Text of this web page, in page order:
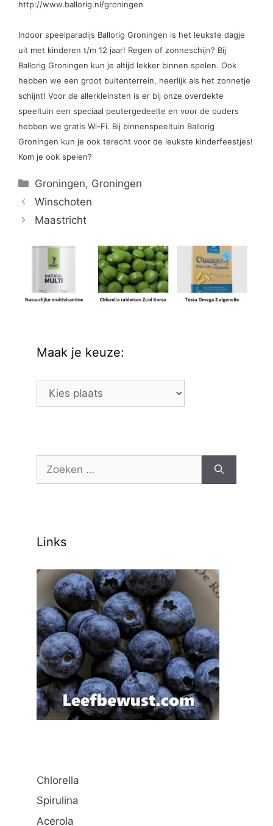
http://www.ballorig.nl/groningen
Indoor speelparadijs Ballorig Groningen is het leukste dagje
uit met kinderen t/m 12 jaar! Regen of zonneschijn? Bij
Ballorig Groningen kun je altijd lekker binnen spelen. Ook
hebben we een groot buitenterrein, heerlijk als het zonnetje
schijnt! Voor de allerkleinsten is er bij onze overdekte
speeltuin een speciaal peutergedeelte en voor de ouders
hebben we gratis Wi-Fi. Bij binnenspeeltuin Ballorig
Groningen kun je ook terecht voor de leukste kinderfeestjes!
Kom je ook spelen?
Categorieën
Groningen, Groningen
Winschoten
Maastricht
Maak je keuze:
Maak
naar:
Links
Chlorella
Spirulina
Acerola